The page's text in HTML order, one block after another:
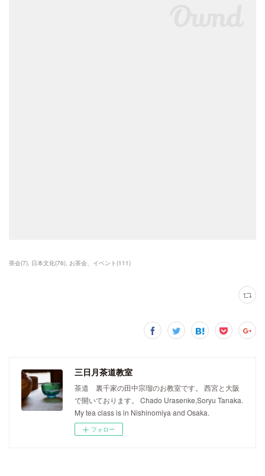
茶会(7) 日本文化(76) お茶会、イベント(111)
三日月茶道教室
茶道 裏千家の田中宗瑠のお教室です。 西宮と大阪
で開いております。 Chado Urasenke,Soryu Tanaka.
My tea class is in Nishinomiya and Osaka.
フォロー